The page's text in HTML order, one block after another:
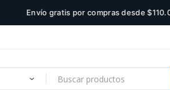
Envío gratis por compras desde $110.000